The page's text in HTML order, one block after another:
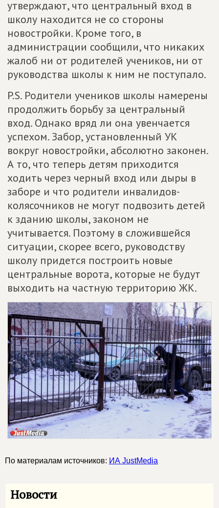
утверждают, что центральный вход в
школу находится не со стороны
новостройки. Кроме того, в
администрации сообщили, что никаких
жалоб ни от родителей учеников, ни от
руководства школы к ним не поступало.
P.S. Родители учеников школы намерены
продолжить борьбу за центральный
вход. Однако вряд ли она увенчается
успехом. Забор, установленный УК
вокруг новостройки, абсолютно законен.
А то, что теперь детям приходится
ходить через черный вход или дыры в
заборе и что родители инвалидов-
колясочников не могут подвозить детей
к зданию школы, законом не
учитывается. Поэтому в сложившейся
ситуации, скорее всего, руководству
школу придется построить новые
центральные ворота, которые не будут
выходить на частную территорию ЖК.
По материалам источников: ИА JustMedia
Новости